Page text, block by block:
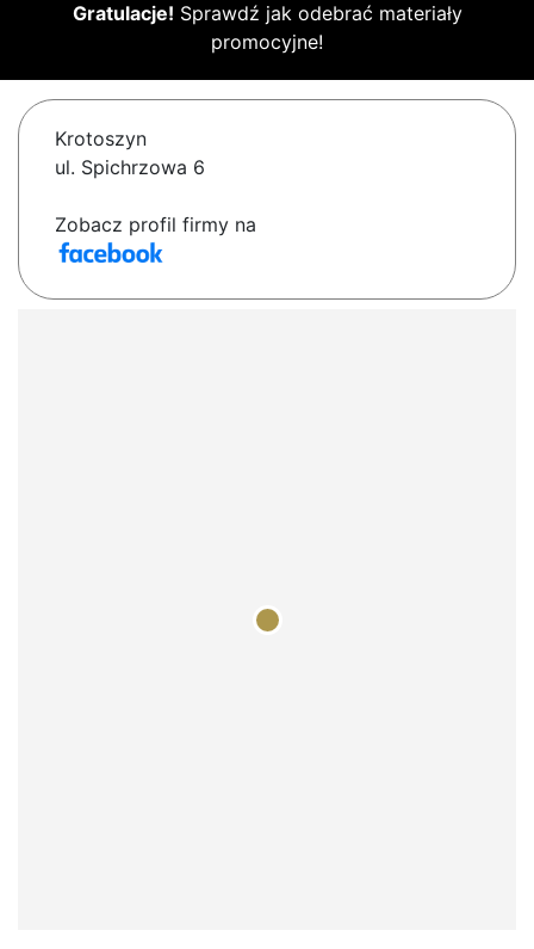
Gratulacje! Sprawdź jak odebrać materiały
promocyjne!
Krotoszyn
ul. Spichrzowa 6
Zobacz profil firmy na